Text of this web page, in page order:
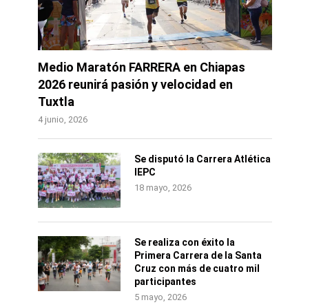
Medio Maratón FARRERA en Chiapas
2026 reunirá pasión y velocidad en
Tuxtla
4 junio, 2026
Se disputó la Carrera Atlética
IEPC
18 mayo, 2026
Se realiza con éxito la
Primera Carrera de la Santa
Cruz con más de cuatro mil
participantes
5 mayo, 2026